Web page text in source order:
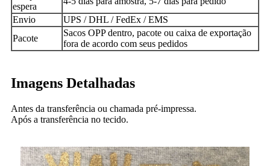
espera
Envio
UPS / DHL / FedEx / EMS
Pacote
Sacos OPP dentro, pacote ou caixa de exportação
fora de acordo com seus pedidos
Imagens Detalhadas
Antes da transferência ou chamada pré-impressa.
Após a transferência no tecido.